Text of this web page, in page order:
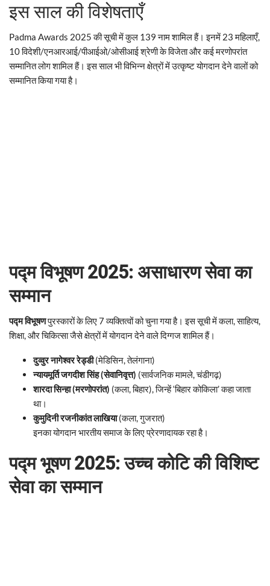
इस साल की विशेषताएँ
Padma Awards 2025 की सूची में कुल 139 नाम शामिल हैं। इनमें 23 महिलाएँ,
10 विदेशी/एनआरआई/पीआईओ/ओसीआई श्रेणी के विजेता और कई मरणोपरांत
सम्मानित लोग शामिल हैं। इस साल भी विभिन्न क्षेत्रों में उत्कृष्ट योगदान देने वालों को
सम्मानित किया गया है।
पद्म विभूषण 2025: असाधारण सेवा का
सम्मान
पद्म विभूषणपुरस्कारों के लिए 7 व्यक्तित्वों को चुना गया है। इस सूची में कला, साहित्य,
शिक्षा, और चिकित्सा जैसे क्षेत्रों में योगदान देने वाले दिग्गज शामिल हैं।
दुव्वुर नागेश्वर रेड्डी(मेडिसिन, तेलंगाना)
न्यायमूर्ति जगदीश सिंह (सेवानिवृत्त) (सार्वजनिक मामले, चंडीगढ़)
शारदा सिन्हा (मरणोपरांत) (कला, बिहार), जिन्हें ‘बिहार कोकिला’ कहा जाता
था।
कुमुदिनी रजनीकांत लाखिया(कला, गुजरात)
इनका योगदान भारतीय समाज के लिए प्रेरणादायक रहा है।
पद्म भूषण 2025: उच्च कोटि की विशिष्ट
सेवा का सम्मान